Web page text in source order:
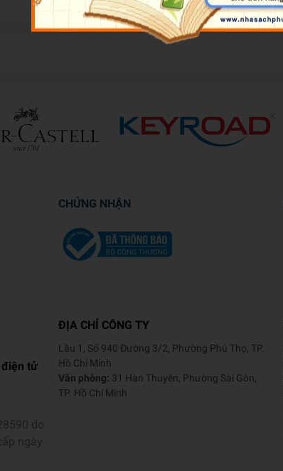
CHỨNG NHẬN
tử
do
ngày
ĐỊA CHỈ CÔNG TY
Lầu 1, Số 940 Đường 3/2, Phường Phú Thọ, TP.
Hồ Chí Minh
Văn phòng: 31 Hàn Thuyên, Phường Sài Gòn,
TP. Hồ Chí Minh